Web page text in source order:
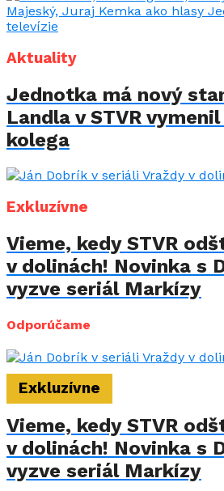
Aktuality
Jednotka má nový
Landla v STVR
kolega
Exkluzívne
Vieme, kedy STVR
v dolinách! Novinka s
vyzve seriál Markízy
Odporúčame
Exkluzívne
Vieme, kedy STVR
v dolinách! Novinka s
vyzve seriál Markízy